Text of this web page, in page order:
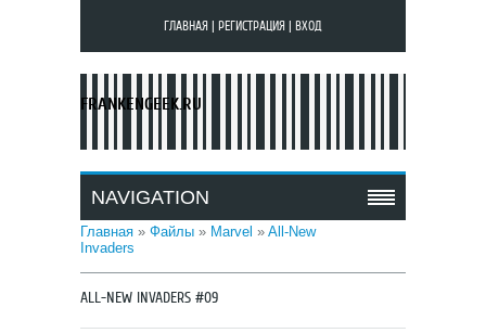
ГЛАВНАЯ РЕГИСТРАЦИЯ ВХОД
FRANKENGEEK.RU
NAVIGATION
Главная » Файлы » Marvel » All-New
Invaders
ALL-NEW INVADERS #09